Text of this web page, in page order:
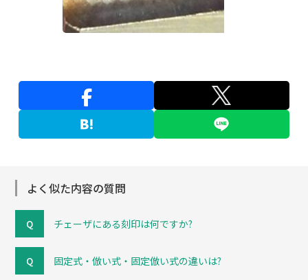
よく似た内容の質問
チェーザにある刻印は何ですか?
固定式・倣い式・固定倣い式の違いは?